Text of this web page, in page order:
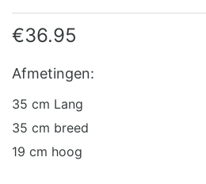
€36.95
Afmetingen:
35 cm Lang
35 cm breed
19 cm hoog